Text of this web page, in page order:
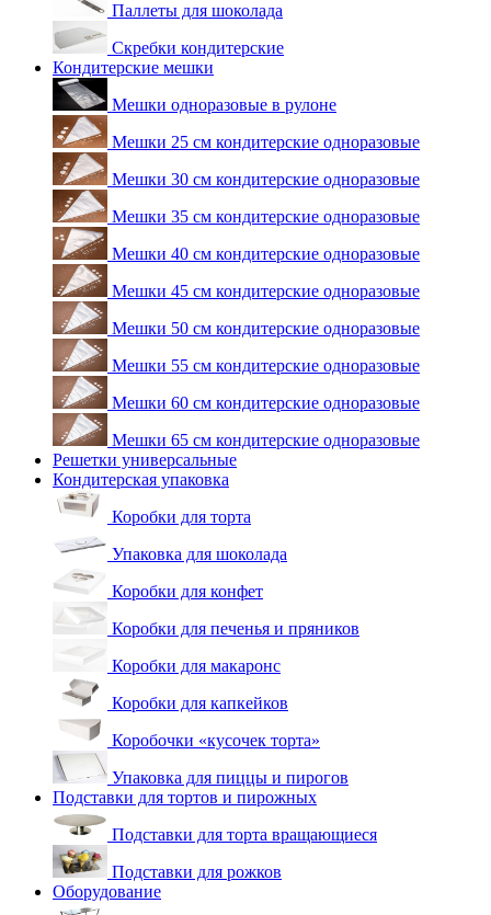
Паллеты для шоколада
Скребки кондитерские
Кондитерские мешки
Мешки одноразовые в рулоне
Мешки 25 см кондитерские одноразовые
Мешки 30 см кондитерские одноразовые
Мешки 35 см кондитерские одноразовые
Мешки 40 см кондитерские одноразовые
Мешки 45 см кондитерские одноразовые
Мешки 50 см кондитерские одноразовые
Мешки 55 см кондитерские одноразовые
Мешки 60 см кондитерские одноразовые
Мешки 65 см кондитерские одноразовые
Решетки универсальные
Кондитерская упаковка
Коробки для торта
Упаковка для шоколада
Коробки для конфет
Коробки для печенья и пряников
Коробки для макаронс
Коробки для капкейков
Коробочки «кусочек торта»
Упаковка для пиццы и пирогов
Подставки для тортов и пирожных
Подставки для торта вращающиеся
Подставки для рожков
Оборудование